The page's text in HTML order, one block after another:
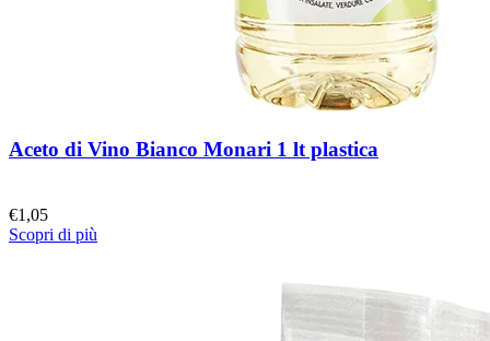
Aceto di Vino Bianco Monari 1 lt plastica
€1,05
Scopri di più